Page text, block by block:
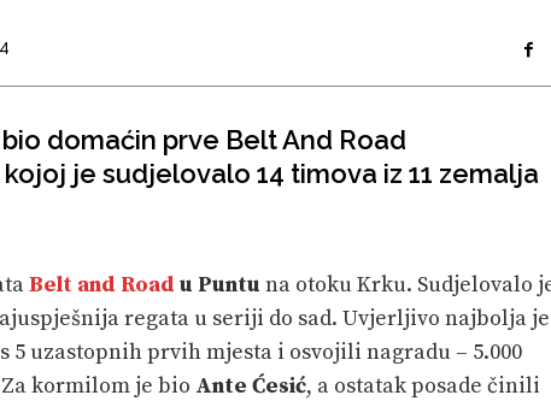
PRETPLATA
domaćin prve Belt And Road
je sudjelovalo 14 timova iz 11 zemalja
Belt and Road u Puntu na otoku Krku. Sudjelovalo
regata u seriji do sad. Uvjerljivo najbolja je
s 5 uzastopnih prvih mjesta i osvojili nagradu – 5.000
kormilom je bio Ante Ćesić, a ostatak posade činili